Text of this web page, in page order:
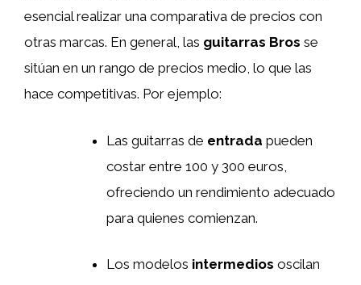
esencial realizar una comparativa de precios con
otras marcas. En general, las guitarras Bros se
sitúan en un rango de precios medio, lo que las
hace competitivas. Por ejemplo:
Las guitarras de entrada pueden
costar entre 100 y 300 euros,
ofreciendo un rendimiento adecuado
para quienes comienzan.
Los modelos intermedios oscilan